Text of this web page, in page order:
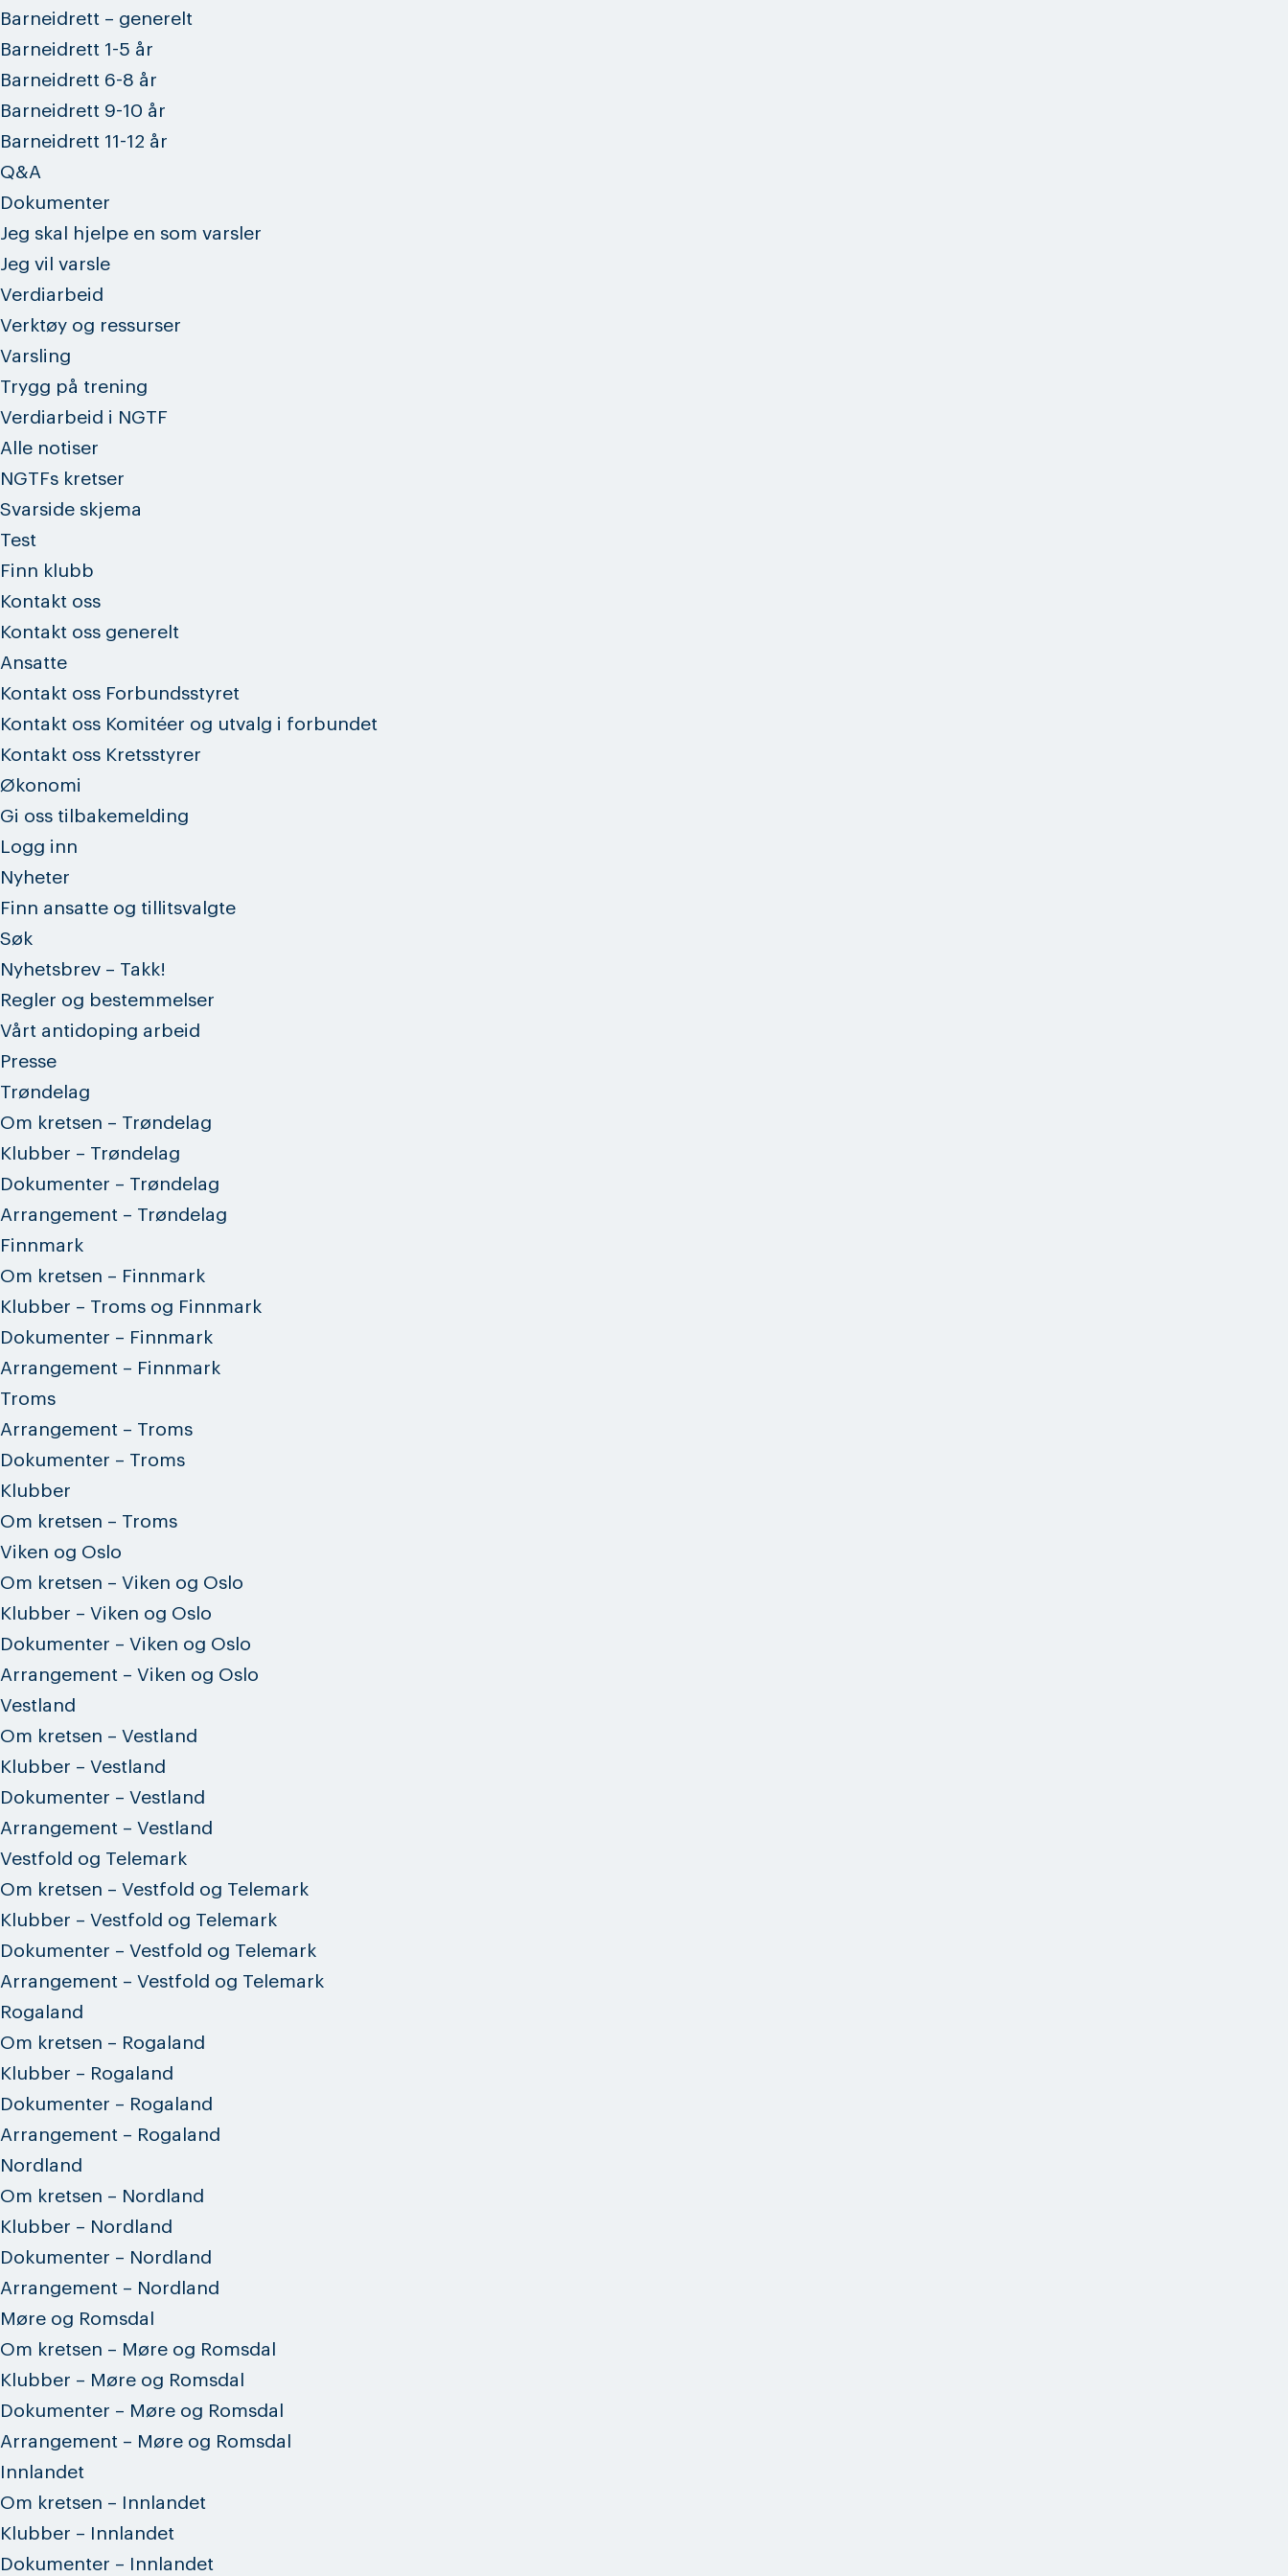
Barneidrett – generelt
Barneidrett 1-5 år
Barneidrett 6-8 år
Barneidrett 9-10 år
Barneidrett 11-12 år
Q&A
Dokumenter
Jeg skal hjelpe en som varsler
Jeg vil varsle
Verdiarbeid
Verktøy og ressurser
Varsling
Trygg på trening
Verdiarbeid i NGTF
Alle notiser
NGTFs kretser
Svarside skjema
Test
Finn klubb
Kontakt oss
Kontakt oss generelt
Ansatte
Kontakt oss Forbundsstyret
Kontakt oss Komitéer og utvalg i forbundet
Kontakt oss Kretsstyrer
Økonomi
Gi oss tilbakemelding
Logg inn
Nyheter
Finn ansatte og tillitsvalgte
Søk
Nyhetsbrev – Takk!
Regler og bestemmelser
Vårt antidoping arbeid
Presse
Trøndelag
Om kretsen – Trøndelag
Klubber – Trøndelag
Dokumenter – Trøndelag
Arrangement – Trøndelag
Finnmark
Om kretsen – Finnmark
Klubber – Troms og Finnmark
Dokumenter – Finnmark
Arrangement – Finnmark
Troms
Arrangement – Troms
Dokumenter – Troms
Klubber
Om kretsen – Troms
Viken og Oslo
Om kretsen – Viken og Oslo
Klubber – Viken og Oslo
Dokumenter – Viken og Oslo
Arrangement – Viken og Oslo
Vestland
Om kretsen – Vestland
Klubber – Vestland
Dokumenter – Vestland
Arrangement – Vestland
Vestfold og Telemark
Om kretsen – Vestfold og Telemark
Klubber – Vestfold og Telemark
Dokumenter – Vestfold og Telemark
Arrangement – Vestfold og Telemark
Rogaland
Om kretsen – Rogaland
Klubber – Rogaland
Dokumenter – Rogaland
Arrangement – Rogaland
Nordland
Om kretsen – Nordland
Klubber – Nordland
Dokumenter – Nordland
Arrangement – Nordland
Møre og Romsdal
Om kretsen – Møre og Romsdal
Klubber – Møre og Romsdal
Dokumenter – Møre og Romsdal
Arrangement – Møre og Romsdal
Innlandet
Om kretsen – Innlandet
Klubber – Innlandet
Dokumenter – Innlandet